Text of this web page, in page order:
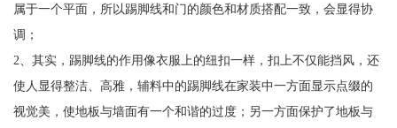
属于一个平面，所以踢脚线和门的颜色和材质搭配一致，会显得协
调；
2、其实，踢脚线的作用像衣服上的纽扣一样，扣上不仅能挡风，还
使人显得整洁、高雅，辅料中的踢脚线在家装中一方面显示点缀的
视觉美，使地板与墙面有一个和谐的过度；另一方面保护了地板与